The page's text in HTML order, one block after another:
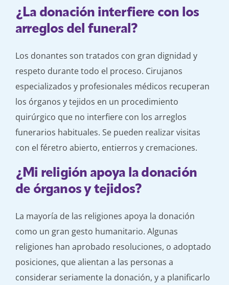
¿La donación interfiere con los
arreglos del funeral?
Los donantes son tratados con gran dignidad y
respeto durante todo el proceso. Cirujanos
especializados y profesionales médicos recuperan
los órganos y tejidos en un procedimiento
quirúrgico que no interfiere con los arreglos
funerarios habituales. Se pueden realizar visitas
con el féretro abierto, entierros y cremaciones.
¿Mi religión apoya la donación
de órganos y tejidos?
La mayoría de las religiones apoya la donación
como un gran gesto humanitario. Algunas
religiones han aprobado resoluciones, o adoptado
posiciones, que alientan a las personas a
considerar seriamente la donación, y a planificarlo